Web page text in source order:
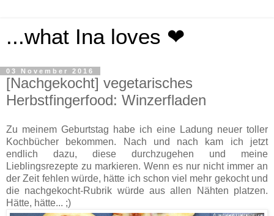
...what Ina loves ❤
03 November 2016
[Nachgekocht] vegetarisches
Herbstfingerfood: Winzerfladen
Zu meinem Geburtstag habe ich eine Ladung neuer toller
Kochbücher bekommen. Nach und nach kam ich jetzt
endlich dazu, diese durchzugehen und meine
Lieblingsrezepte zu markieren. Wenn es nur nicht immer an
der Zeit fehlen würde, hätte ich schon viel mehr gekocht und
die nachgekocht-Rubrik würde aus allen Nähten platzen.
Hätte, hätte... ;)